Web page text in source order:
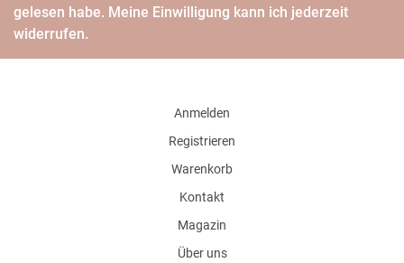
gelesen habe. Meine Einwilligung kann ich jederzeit
widerrufen.
Anmelden
Registrieren
Warenkorb
Kontakt
Magazin
Über uns